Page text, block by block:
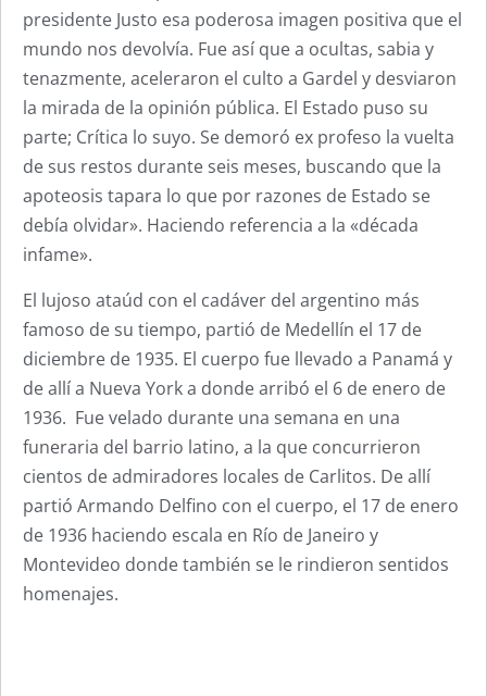
presidente Justo esa poderosa imagen positiva que el
mundo nos devolvía. Fue así que a ocultas, sabia y
tenazmente, aceleraron el culto a Gardel y desviaron
la mirada de la opinión pública. El Estado puso su
parte; Crítica lo suyo. Se demoró ex profeso la vuelta
de sus restos durante seis meses, buscando que la
apoteosis tapara lo que por razones de Estado se
debía olvidar». Haciendo referencia a la «década
infame».
El lujoso ataúd con el cadáver del argentino más
famoso de su tiempo, partió de Medellín el 17 de
diciembre de 1935. El cuerpo fue llevado a Panamá y
de allí a Nueva York a donde arribó el 6 de enero de
1936. Fue velado durante una semana en una
funeraria del barrio latino, a la que concurrieron
cientos de admiradores locales de Carlitos. De allí
partió Armando Delfino con el cuerpo, el 17 de enero
de 1936 haciendo escala en Río de Janeiro y
Montevideo donde también se le rindieron sentidos
homenajes.